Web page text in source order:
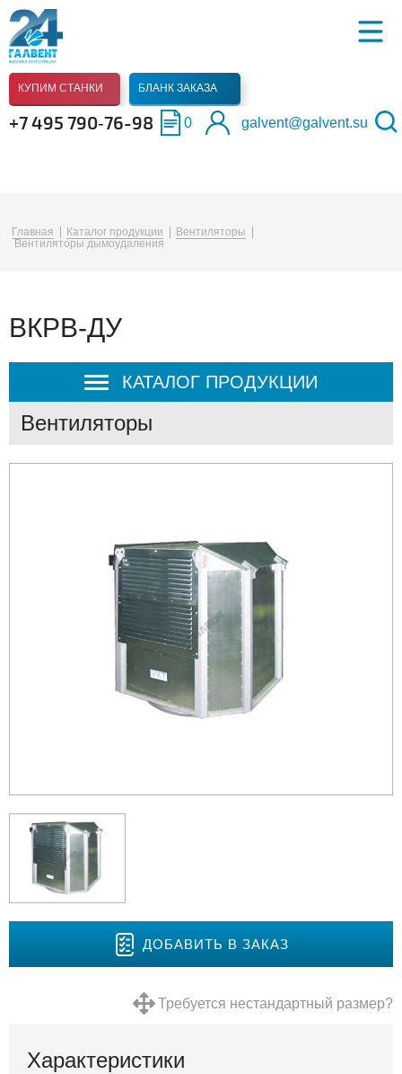
КУПИМ СТАНКИ БЛАНК ЗАКАЗА
+7 495 790‑76-98 0 galvent@galvent.su
Главная Каталог продукции
Вентиляторы
Вентиляторы дымоудаления
ВКРВ-ДУ
КАТАЛОГ ПРОДУКЦИИ
Вентиляторы
ДОБАВИТЬ В ЗАКАЗ
Требуется нестандартный размер?
Характеристики